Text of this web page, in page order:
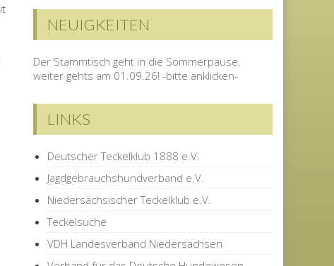
NEUIGKEITEN
Der Stammtisch geht in die Sommerpause,
weiter gehts am 01.09.26! -bitte anklicken-
LINKS
Deutscher Teckelklub 1888 e.V.
Jagdgebrauchshundverband e.V.
Niedersächsischer Teckelklub e.V.
Teckelsuche
VDH Landesverband Niedersachsen